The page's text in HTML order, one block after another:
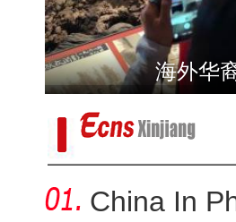
全国青少
海外华
China In